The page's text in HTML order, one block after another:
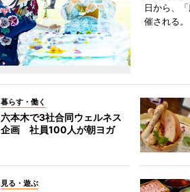
日から、
催される。
暮らす・働く
六本木で3社合同ウェルネス
企画 社員100人が朝ヨガ
見る・遊ぶ